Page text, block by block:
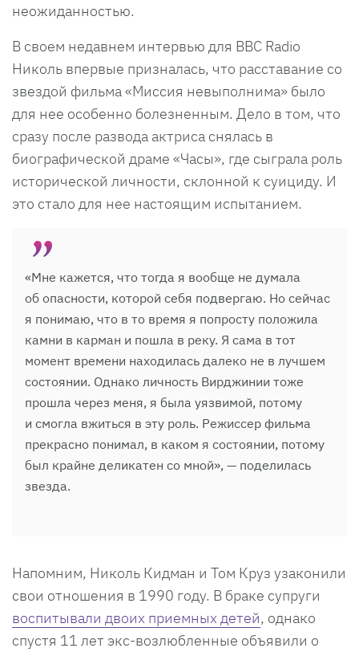
неожиданностью.
В своем недавнем интервью для BBC Radio
Николь впервые призналась, что расставание со
звездой фильма «Миссия невыполнима» было
для нее особенно болезненным. Дело в том, что
сразу после развода актриса снялась в
биографической драме «Часы», где сыграла роль
исторической личности, склонной к суициду. И
это стало для нее настоящим испытанием.
«Мне кажется, что тогда я вообще не думала
об опасности, которой себя подвергаю. Но сейчас
я понимаю, что в то время я попросту положила
камни в карман и пошла в реку. Я сама в тот
момент времени находилась далеко не в лучшем
состоянии. Однако личность Вирджинии тоже
прошла через меня, я была уязвимой, потому
и смогла вжиться в эту роль. Режиссер фильма
прекрасно понимал, в каком я состоянии, потому
был крайне деликатен со мной», — поделилась
звезда.
Напомним, Николь Кидман и Том Круз узаконили
свои отношения в 1990 году. В браке супруги
воспитывали двоих приемных детей, однако
спустя 11 лет экс-возлюбленные объявили о